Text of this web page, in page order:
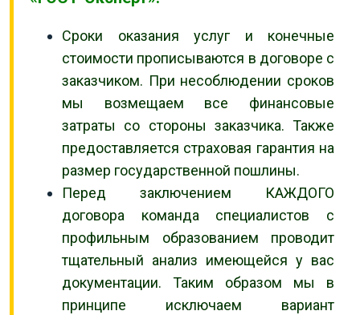
Сроки оказания услуг и конечные
стоимости прописываются в договоре с
заказчиком. При несоблюдении сроков
мы возмещаем все финансовые
затраты со стороны заказчика. Также
предоставляется страховая гарантия на
размер государственной пошлины.
Перед заключением КАЖДОГО
договора команда специалистов с
профильным образованием проводит
тщательный анализ имеющейся у вас
документации. Таким образом мы в
принципе исключаем вариант